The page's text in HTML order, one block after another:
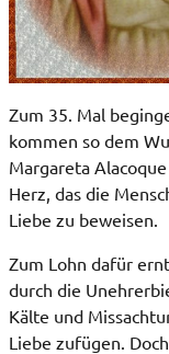
Zum 35. Mal
kommen so dem
Margareta
Herz, das die
Liebe zu beweisen.
Zum Lohn dafür
durch die
Kälte und
Liebe zufügen.